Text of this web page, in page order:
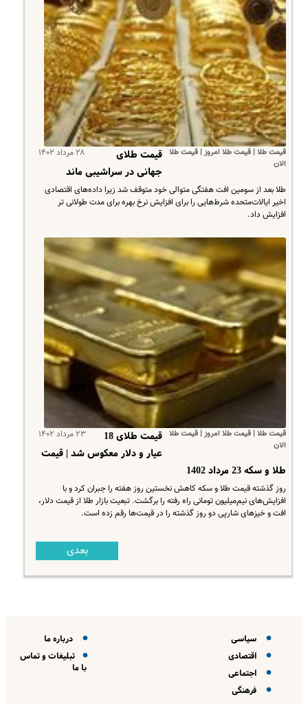
قیمت طلا | قیمت طلا امروز | قیمت طلا
الان
۲۸ مرداد ۱۴۰۲
قیمت طلای
جهانی در سراشیبی ماند
طلا بعد از سومین افت هفتگی متوالی خود متوقف شد زیرا داده‌های اقتصادی
اخیر ایالات‌متحده شرط‌هایی را برای افزایش نرخ بهره برای مدت طولانی تر
افزایش داد.
قیمت طلا | قیمت طلا امروز | قیمت طلا
الان
۲۳ مرداد ۱۴۰۲
قیمت طلای 18
عیار و دلار معکوس شد | قیمت
طلا و سکه 23 مرداد 1402
روز گذشته قیمت طلا و سکه کاهش نخستین روز هفته را جبران کرد و با
افزایش‌های نیم‌میلیون تومانی راه رفته را برگشت. تبعیت بازار طلا از قیمت دلار،
افت و خیزهای شارپی دو روز گذشته را در قیمت‌ها رقم زده است.
بعدی
سیاسی
اقتصادی
اجتماعی
فرهنگی
درباره ما
تبلیغات و تماس
با ما